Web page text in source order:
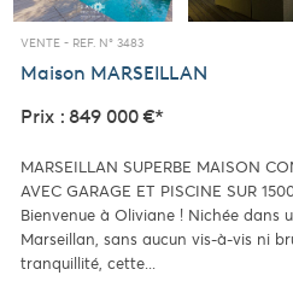
VENTE - REF. N° 3483
Maison MARSEILLAN
Prix : 849 000 €*
MARSEILLAN SUPERBE MAISON
AVEC GARAGE ET PISCINE SUR
Bienvenue à Oliviane ! Nichée dans
Marseillan, sans aucun vis-à-vis ni
tranquillité, cette...